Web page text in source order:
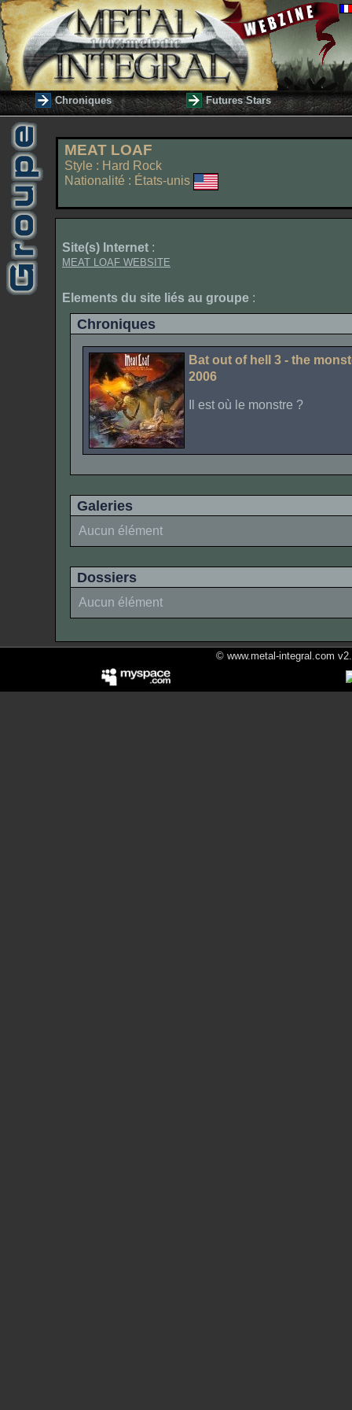
Chroniques Futures Stars
MEAT LOAF
Style : Hard Rock
Nationalité : États-unis
Site(s) Internet :
MEAT LOAF WEBSITE
Elements du site liés au groupe :
Chroniques
Bat out of hell 3 - the
2006
Il est où le monstre ?
Galeries
Aucun élément
Dossiers
Aucun élément
© www.metal-integral.com